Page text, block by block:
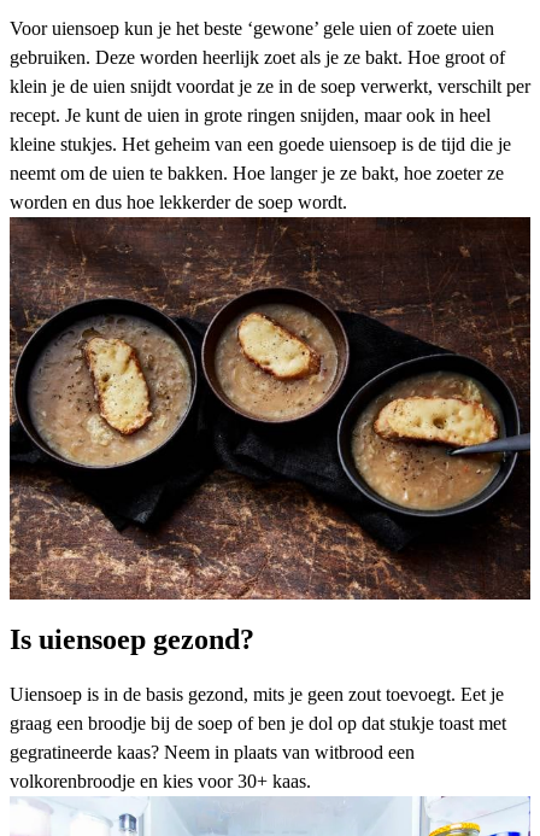
Vooruiensoep kun je het beste ‘gewone’ gele uien of zoete uien
gebruiken. Deze worden heerlijk zoet als je ze bakt. Hoe groot of
klein je de uien snijdt voordat je ze in de soep verwerkt, verschilt per
recept. Je kunt de uien in grote ringen snijden, maar ook in heel
kleine stukjes. Het geheim van een goede uiensoep is de tijd die je
neemt om de uien te bakken. Hoe langer je ze bakt, hoe zoeter ze
worden en dus hoe lekkerder de soep wordt.
Is uiensoep gezond?
Uiensoep is in de basis gezond, mits je geen zout toevoegt. Eet je
graag een broodje bij de soep of ben je dol op dat stukje toast met
gegratineerde kaas? Neem in plaats van witbrood een
volkorenbroodje en kies voor 30+ kaas.